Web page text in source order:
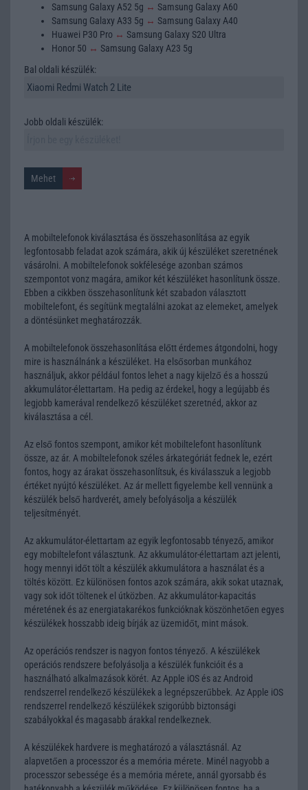
Samsung Galaxy A52 5g ↔ Samsung Galaxy A60
Samsung Galaxy A33 5g ↔ Samsung Galaxy A40
Huawei P30 Pro ↔ Samsung Galaxy S20 Ultra
Honor 50 ↔ Samsung Galaxy A23 5g
Bal oldali készülék:
Jobb oldali készülék:
A mobiltelefonok kiválasztása és összehasonlítása az egyik
legfontosabb feladat azok számára, akik új készüléket szeretnének
vásárolni. A mobiltelefonok sokfélesége azonban számos
szempontot vonz magára, amikor két készüléket hasonlítunk össze.
Ebben a cikkben összehasonlítunk két szabadon választott
mobiltelefont, és segítünk megtalálni azokat az elemeket, amelyek
a döntésünket meghatározzák.
A mobiltelefonok összehasonlítása előtt érdemes átgondolni, hogy
mire is használnánk a készüléket. Ha elsősorban munkához
használjuk, akkor például fontos lehet a nagy kijelző és a hosszú
akkumulátor-élettartam. Ha pedig az érdekel, hogy a legújabb és
legjobb kamerával rendelkező készüléket szeretnéd, akkor az
kiválasztása a cél.
Az első fontos szempont, amikor két mobiltelefont hasonlítunk
össze, az ár. A mobiltelefonok széles árkategóriát fednek le, ezért
fontos, hogy az árakat összehasonlítsuk, és kiválasszuk a legjobb
értéket nyújtó készüléket. Az ár mellett figyelembe kell vennünk a
készülék belső hardverét, amely befolyásolja a készülék
teljesítményét.
Az akkumulátor-élettartam az egyik legfontosabb tényező, amikor
egy mobiltelefont választunk. Az akkumulátor-élettartam azt jelenti,
hogy mennyi időt tölt a készülék akkumulátora a használat és a
töltés között. Ez különösen fontos azok számára, akik sokat utaznak,
vagy sok időt töltenek el útközben. Az akkumulátor-kapacitás
méretének és az energiatakarékos funkcióknak köszönhetően egyes
készülékek hosszabb ideig bírják az üzemidőt, mint mások.
Az operációs rendszer is nagyon fontos tényező. A készülékek
operációs rendszere befolyásolja a készülék funkcióit és a
használható alkalmazások körét. Az Apple iOS és az Android
rendszerrel rendelkező készülékek a legnépszerűbbek. Az Apple iOS
rendszerrel rendelkező készülékek szigorúbb biztonsági
szabályokkal és magasabb árakkal rendelkeznek.
A készülékek hardvere is meghatározó a választásnál. Az
alapvetően a processzor és a memória mérete. Minél nagyobb a
processzor sebessége és a memória mérete, annál gyorsabb és